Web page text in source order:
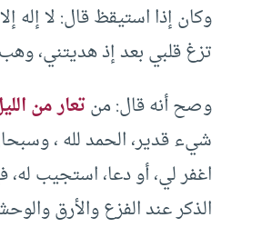
وكان إذا استيقظ قال: لا إله
تزغ قلبي بعد إذ هديتني،
وصح أنه قال: منتعار من
شيء قدير، الحمد لله ، وسبحان
اغفر لي، أو دعا، استجيب
الذكر عند الفزع والأرق